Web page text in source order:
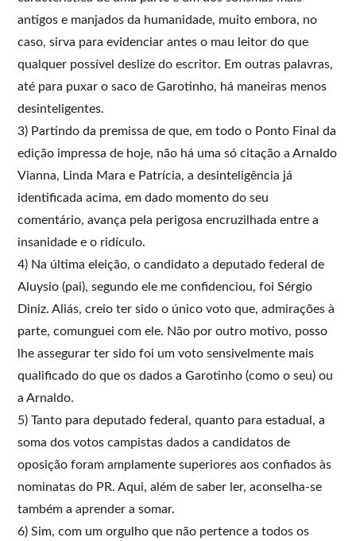
antigos e manjados da humanidade, muito embora, no
caso, sirva para evidenciar antes o mau leitor do que
qualquer possível deslize do escritor. Em outras palavras,
até para puxar o saco de Garotinho, há maneiras menos
desinteligentes.
3) Partindo da premissa de que, em todo o Ponto Final da
edição impressa de hoje, não há uma só citação a Arnaldo
Vianna, Linda Mara e Patrícia, a desinteligência já
identificada acima, em dado momento do seu
comentário, avança pela perigosa encruzilhada entre a
insanidade e o ridículo.
4) Na última eleição, o candidato a deputado federal de
Aluysio (pai), segundo ele me confidenciou, foi Sérgio
Diniz. Aliás, creio ter sido o único voto que, admirações à
parte, comunguei com ele. Não por outro motivo, posso
lhe assegurar ter sido foi um voto sensivelmente mais
qualificado do que os dados a Garotinho (como o seu) ou
a Arnaldo.
5) Tanto para deputado federal, quanto para estadual, a
soma dos votos campistas dados a candidatos de
oposição foram amplamente superiores aos confiados às
nominatas do PR. Aqui, além de saber ler, aconselha-se
também a aprender a somar.
6) Sim, com um orgulho que não pertence a todos os